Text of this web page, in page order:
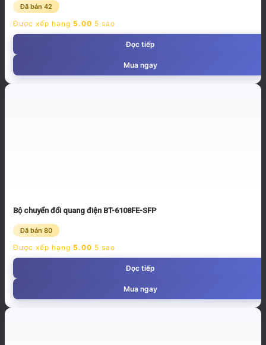
Đã bán 42
Được xếp hạng 5.00 5 sao
Đọc tiếp
Mua ngay
Bộ chuyển đổi quang điện BT-6108FE-SFP
Đã bán 80
Được xếp hạng 5.00 5 sao
Đọc tiếp
Mua ngay